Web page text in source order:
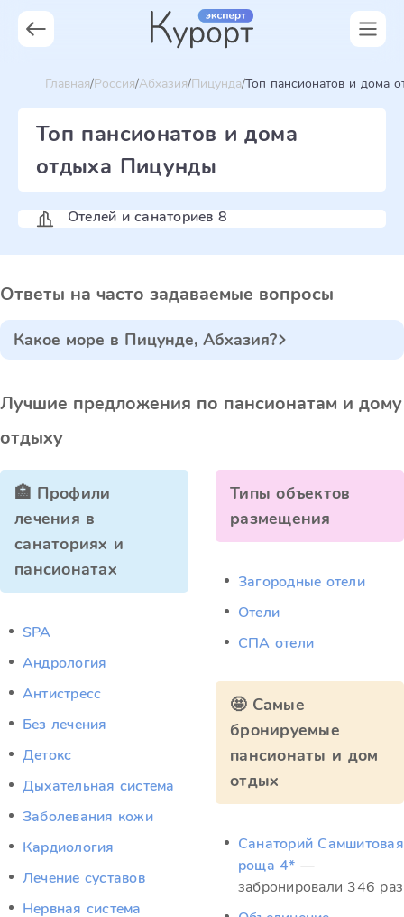
Главная Россия Абхазия Пицунда Топ пансионатов и дома
Топ пансионатов и дома
отдыха Пицунды
Отелей и санаториев 8
Ответы на часто задаваемые вопросы
Какое море в Пицунде, Абхазия?
Лучшие предложения по пансионатам и дому
отдыху
🏥 Профили
лечения в
санаториях и
пансионатах
SPA
Андрология
Антистресс
Без лечения
Детокс
Дыхательная система
Заболевания кожи
Кардиология
Лечение суставов
Нервная система
Типы объектов
размещения
Загородные отели
Отели
СПА отели
🤩 Самые
бронируемые
пансионаты и дом
отдых
Санаторий Самшитовая
роща 4* —
забронировали 346 раз